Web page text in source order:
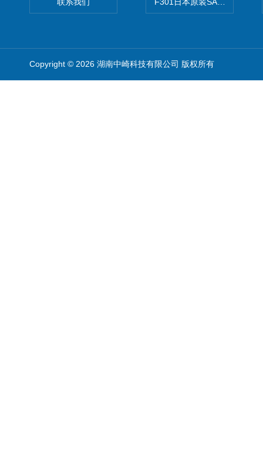
Copyright © 2026 湖南中崎科技有限公司 版权所有